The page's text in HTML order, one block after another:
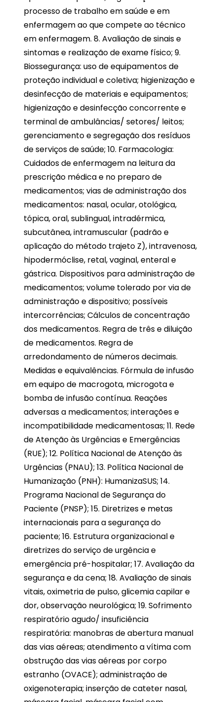
processo de trabalho em saúde e em
enfermagem ao que compete ao técnico
em enfermagem. 8. Avaliação de sinais e
sintomas e realização de exame físico; 9.
Biossegurança: uso de equipamentos de
proteção individual e coletiva; higienização e
desinfecção de materiais e equipamentos;
higienização e desinfecção concorrente e
terminal de ambulâncias/ setores/ leitos;
gerenciamento e segregação dos resíduos
de serviços de saúde; 10. Farmacologia:
Cuidados de enfermagem na leitura da
prescrição médica e no preparo de
medicamentos; vias de administração dos
medicamentos: nasal, ocular, otológica,
tópica, oral, sublingual, intradérmica,
subcutânea, intramuscular (padrão e
aplicação do método trajeto Z), intravenosa,
hipodermóclise, retal, vaginal, enteral e
gástrica. Dispositivos para administração de
medicamentos; volume tolerado por via de
administração e dispositivo; possíveis
intercorrências; Cálculos de concentração
dos medicamentos. Regra de três e diluição
de medicamentos. Regra de
arredondamento de números decimais.
Medidas e equivalências. Fórmula de infusão
em equipo de macrogota, microgota e
bomba de infusão contínua. Reações
adversas a medicamentos; interações e
incompatibilidade medicamentosas; 11. Rede
de Atenção às Urgências e Emergências
(RUE); 12. Política Nacional de Atenção às
Urgências (PNAU); 13. Política Nacional de
Humanização (PNH): HumanizaSUS; 14.
Programa Nacional de Segurança do
Paciente (PNSP); 15. Diretrizes e metas
internacionais para a segurança do
paciente; 16. Estrutura organizacional e
diretrizes do serviço de urgência e
emergência pré-hospitalar; 17. Avaliação da
segurança e da cena; 18. Avaliação de sinais
vitais, oximetria de pulso, glicemia capilar e
dor, observação neurológica; 19. Sofrimento
respiratório agudo/ insuficiência
respiratória: manobras de abertura manual
das vias aéreas; atendimento a vítima com
obstrução das vias aéreas por corpo
estranho (OVACE); administração de
oxigenoterapia; inserção de cateter nasal,